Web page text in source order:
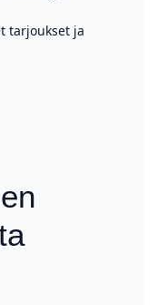
tarjoukset ja